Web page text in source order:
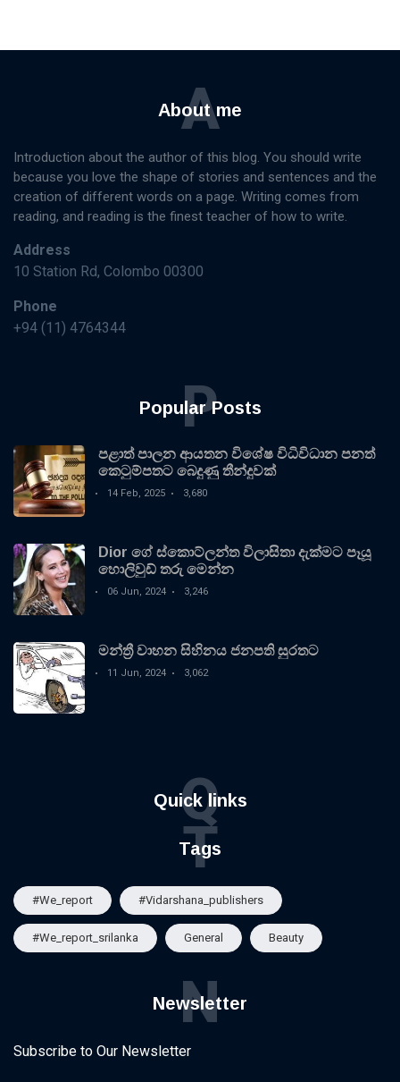
About me
A
Introduction about the author of this blog. You should write
because you love the shape of stories and sentences and the
creation of different words on a page. Writing comes from
reading, and reading is the finest teacher of how to write.
Address
10 Station Rd, Colombo 00300
Phone
+94 (11) 4764344
Popular Posts
P
පළාත් පාලන ආයතන විශේෂ විධිවිධාන පනත්
කෙටුම්පතට බෙදුණු තීන්දුවක්
14 Feb, 2025 3,680
Dior ගේ ස්කොට්ලන්ත විලාසිතා දැක්මට පෑයූ
හොලිවුඩ් තරු මෙන්න
06 Jun, 2024 3,246
මන්ත්‍රී වාහන සිහිනය ජනපති සුරතට
11 Jun, 2024 3,062
Quick links
Q
Tags
T
#we_report #vidarshana_publishers
#we_report_srilanka General Beauty
Newsletter
N
Subscribe to Our Newsletter